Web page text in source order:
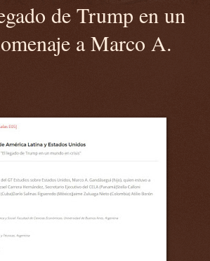
de Trump en un
a Marco A.